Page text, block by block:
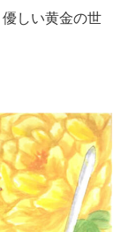
しい黄金の世